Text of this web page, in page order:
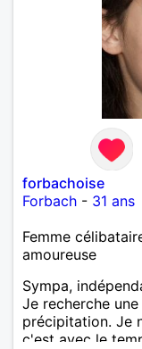
forbachoise
Forbach - 31 ans
Femme
amoureuse
Sympa,
Je recherche
précipitation. Je
c'est avec le